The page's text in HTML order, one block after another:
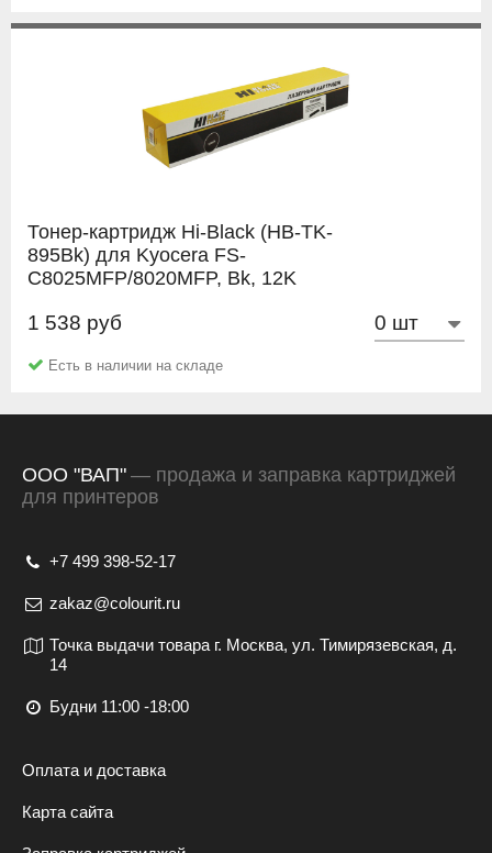
Тонер-картридж Hi-Black (HB-TK-
895Bk) для Kyocera FS-
C8025MFP/8020MFP, Bk, 12K
Hi-Black
1 538 руб
Есть в наличии на складе
ООО "ВАП" — продажа и заправка картриджей
для принтеров
+7 499 398-52-17
zakaz@colourit.ru
Точка выдачи товара г. Москва, ул. Тимирязевская, д.
14
Будни 11:00 -18:00
Оплата и доставка
Карта сайта